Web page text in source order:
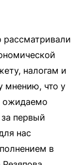
налогам и
мнению, что у
ожидаемо
первый
нас
в